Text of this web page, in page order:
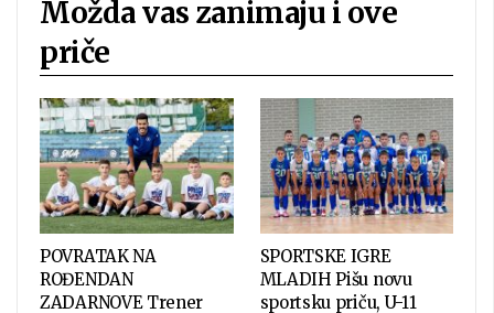
Možda vas zanimaju i ove
priče
POVRATAK NA
ROĐENDAN
ZADARNOVE Trener
SPORTSKE IGRE
MLADIH Pišu novu
sportsku priču, U-11